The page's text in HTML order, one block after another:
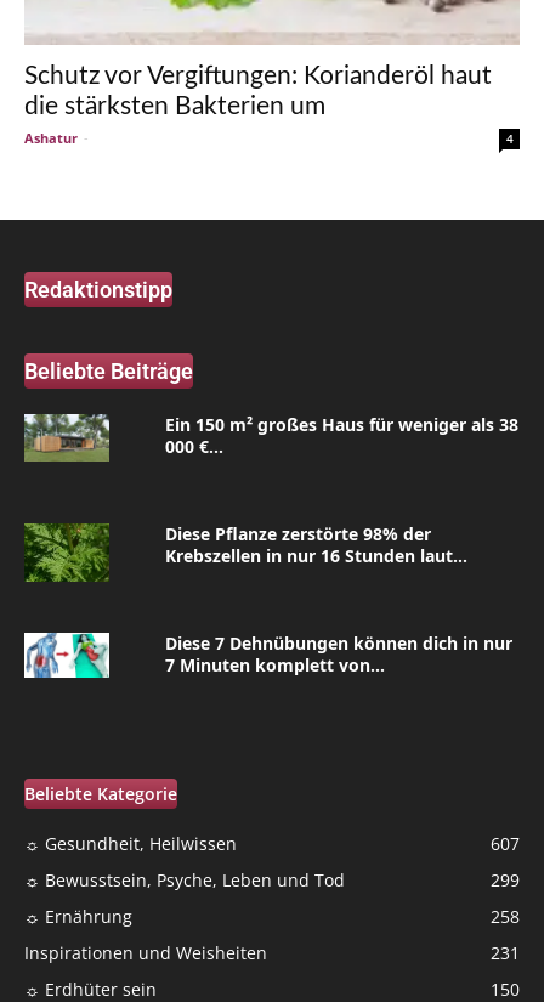
Schutz vor Vergiftungen: Korianderöl haut
die stärksten Bakterien um
Ashatur - 4
Redaktionstipp
Beliebte Beiträge
Ein 150 m² großes Haus für weniger als 38
000 €...
Diese Pflanze zerstörte 98% der
Krebszellen in nur 16 Stunden laut...
Diese 7 Dehnübungen können dich in nur
7 Minuten komplett von...
Beliebte Kategorie
☼ Gesundheit, Heilwissen
607
☼ Bewusstsein, Psyche, Leben und Tod
299
☼ Ernährung
258
Inspirationen und Weisheiten
231
☼ Erdhüter sein
150